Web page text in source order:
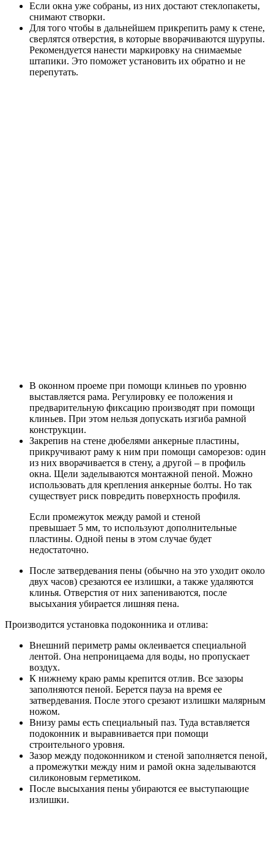
Если окна уже собраны, из них достают стеклопакеты,
снимают створки.
Для того чтобы в дальнейшем прикрепить раму к стене,
сверлятся отверстия, в которые вворачиваются шурупы.
Рекомендуется нанести маркировку на снимаемые
штапики. Это поможет установить их обратно и не
перепутать.
В оконном проеме при помощи клиньев по уровню
выставляется рама. Регулировку ее положения и
предварительную фиксацию производят при помощи
клиньев. При этом нельзя допускать изгиба рамной
конструкции.
Закрепив на стене дюбелями анкерные пластины,
прикручивают раму к ним при помощи саморезов: один
из них вворачивается в стену, а другой – в профиль
окна. Щели заделываются монтажной пеной. Можно
использовать для крепления анкерные болты. Но так
существует риск повредить поверхность профиля.
Если промежуток между рамой и стеной
превышает 5 мм, то используют дополнительные
пластины. Одной пены в этом случае будет
недостаточно.
После затвердевания пены (обычно на это уходит около
двух часов) срезаются ее излишки, а также удаляются
клинья. Отверстия от них запениваются, после
высыхания убирается лишняя пена.
Производится установка подоконника и отлива:
Внешний периметр рамы оклеивается специальной
лентой. Она непроницаема для воды, но пропускает
воздух.
К нижнему краю рамы крепится отлив. Все зазоры
заполняются пеной. Берется пауза на время ее
затвердевания. После этого срезают излишки малярным
ножом.
Внизу рамы есть специальный паз. Туда вставляется
подоконник и выравнивается при помощи
строительного уровня.
Зазор между подоконником и стеной заполняется пеной,
а промежутки между ним и рамой окна заделываются
силиконовым герметиком.
После высыхания пены убираются ее выступающие
излишки.